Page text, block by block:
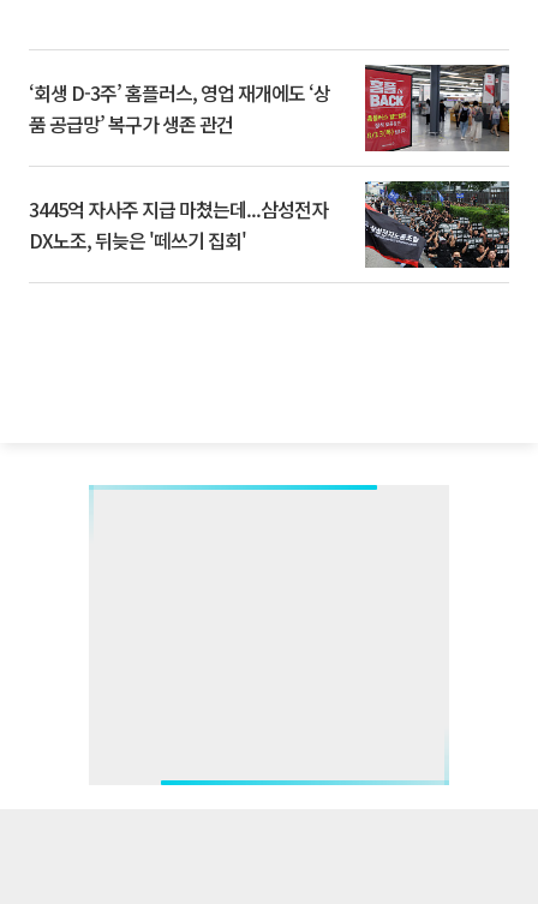
‘회생 D-3주’ 홈플러스, 영업 재개에도 ‘상
품 공급망’ 복구가 생존 관건
3445억 자사주 지급 마쳤는데...삼성전자
DX노조, 뒤늦은 '떼쓰기 집회'